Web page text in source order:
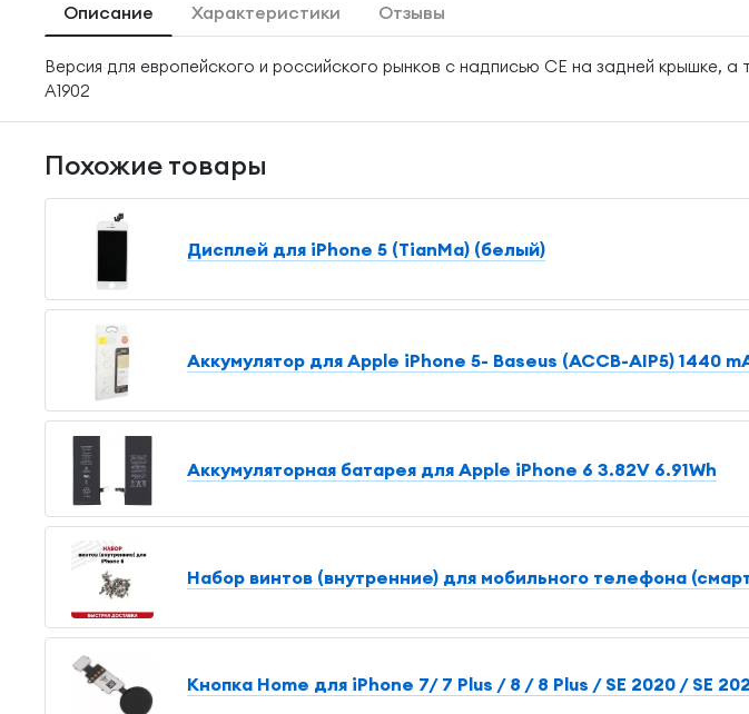
Описание Характеристики Отзывы
Версия для европейского и российского рынков с надписью CE на задней крышке,
A1902
Похожие товары
Дисплей для iPhone 5 (TianMa) (белый)
Аккумулятор для Apple iPhone 5- Baseus (ACCB-AIP5) 1440
Аккумуляторная батарея для Apple iPhone 6 3.82V 6.91Wh
Набор винтов (внутренние) для мобильного телефона
Кнопка Home для iPhone 7/ 7 Plus / 8 / 8 Plus / SE 2020 / SE